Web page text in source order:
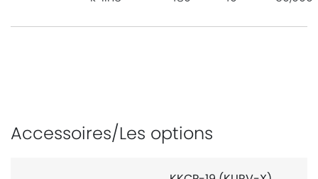
Accessoires/Les options